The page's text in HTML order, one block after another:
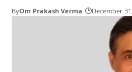
बीसीसीआई के आधिकारिक भागीदार,
‘उदयन एनजीओ’ की पाँच युवा लड़कियों
ByOm Prakash Verma December